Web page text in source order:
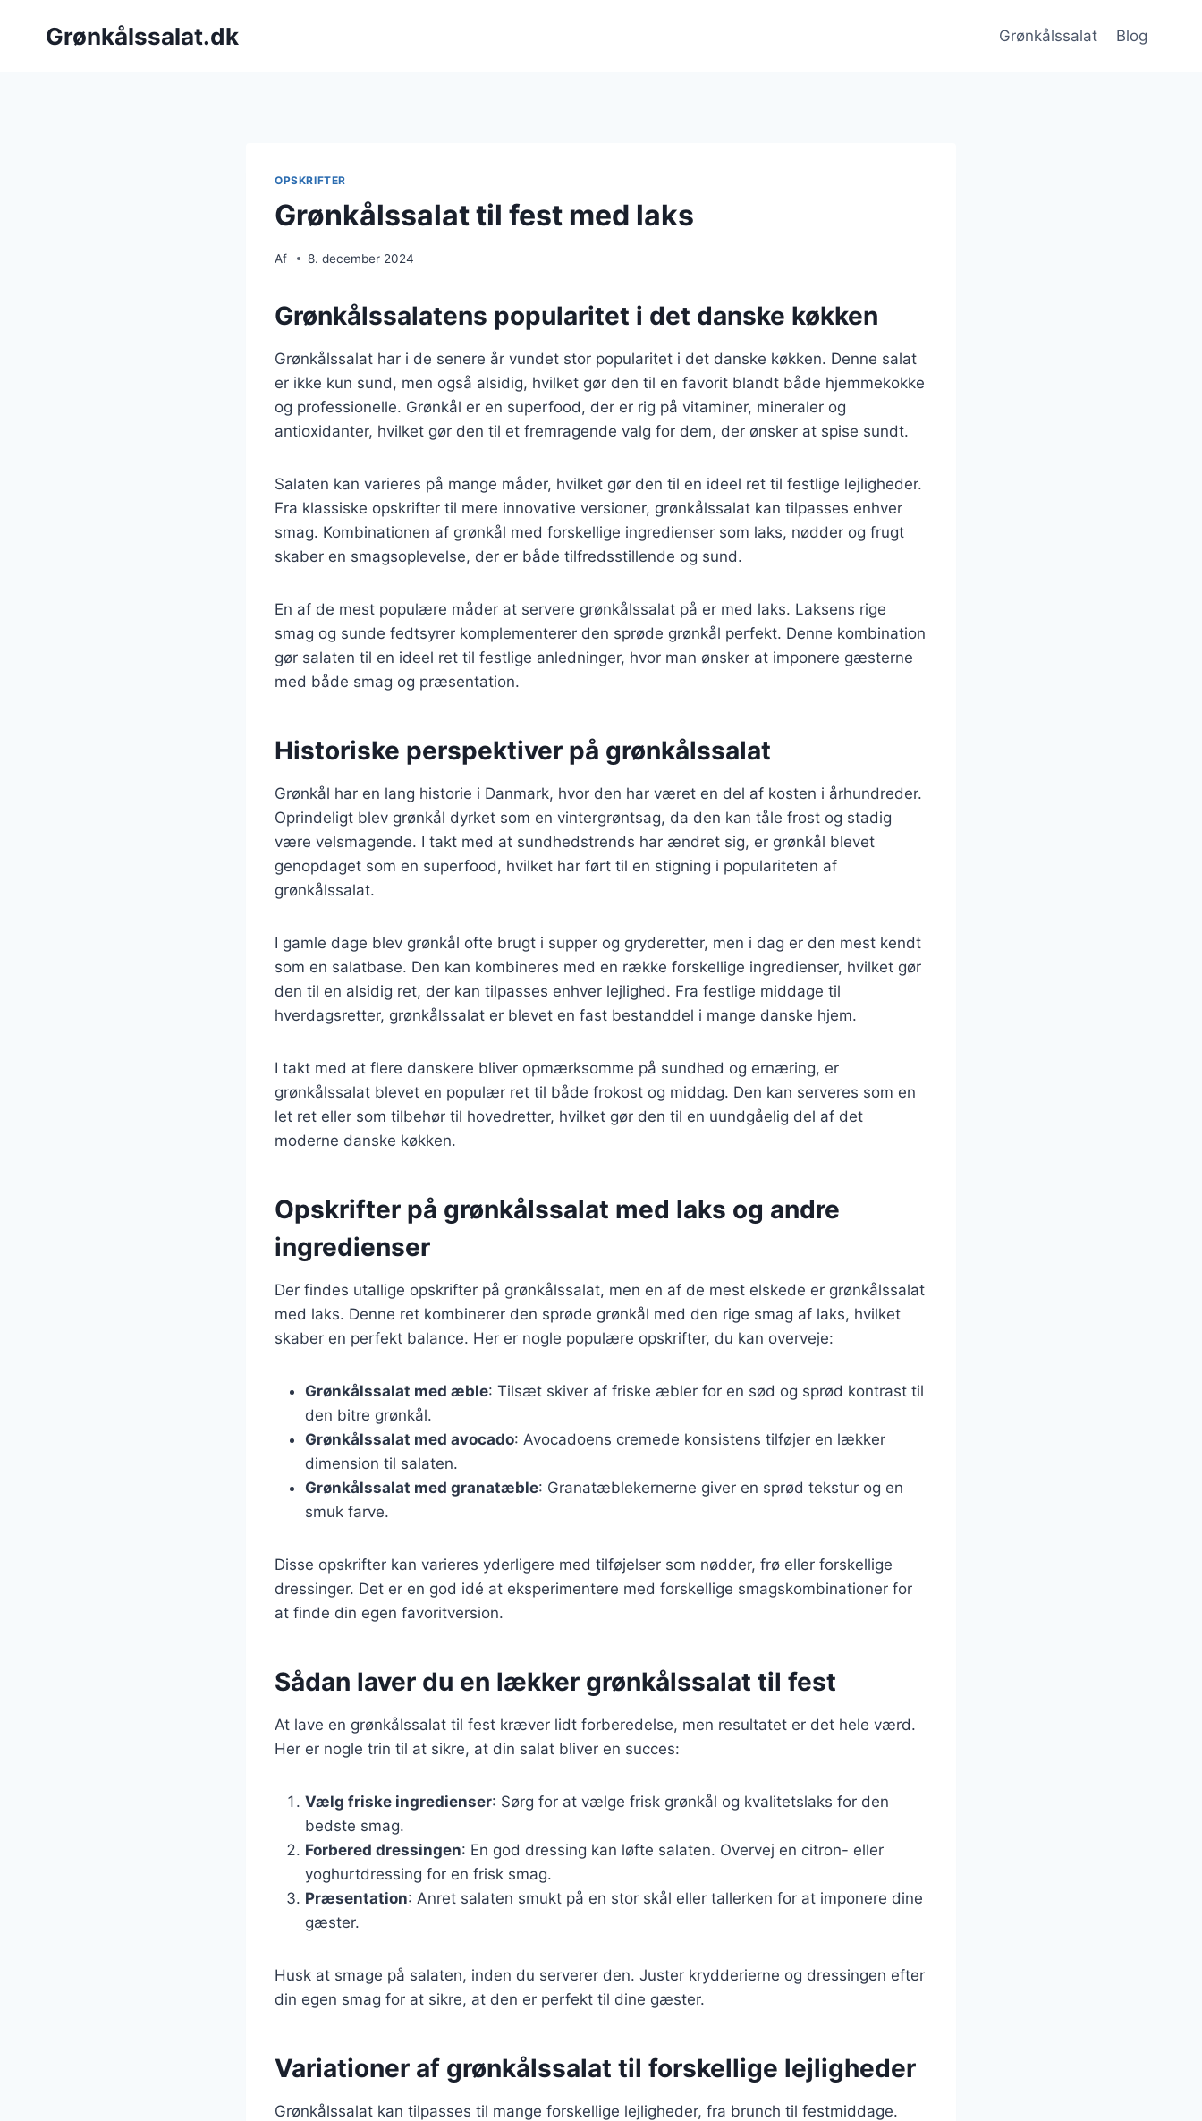
Grønkålssalat.dk Grønkålssalat Blog
OPSKRIFTER
Grønkålssalat til fest med laks
Af 8. december 2024
Grønkålssalatens popularitet i det danske køkken
Grønkålssalat har i de senere år vundet stor popularitet i det danske køkken. Denne salat
er ikke kun sund, men også alsidig, hvilket gør den til en favorit blandt både hjemmekokke
og professionelle. Grønkål er en superfood, der er rig på vitaminer, mineraler og
antioxidanter, hvilket gør den til et fremragende valg for dem, der ønsker at spise sundt.
Salaten kan varieres på mange måder, hvilket gør den til en ideel ret til festlige lejligheder.
Fra klassiske opskrifter til mere innovative versioner, grønkålssalat kan tilpasses enhver
smag. Kombinationen af grønkål med forskellige ingredienser som laks, nødder og frugt
skaber en smagsoplevelse, der er både tilfredsstillende og sund.
En af de mest populære måder at servere grønkålssalat på er med laks. Laksens rige
smag og sunde fedtsyrer komplementerer den sprøde grønkål perfekt. Denne kombination
gør salaten til en ideel ret til festlige anledninger, hvor man ønsker at imponere gæsterne
med både smag og præsentation.
Historiske perspektiver på grønkålssalat
Grønkål har en lang historie i Danmark, hvor den har været en del af kosten i århundreder.
Oprindeligt blev grønkål dyrket som en vintergrøntsag, da den kan tåle frost og stadig
være velsmagende. I takt med at sundhedstrends har ændret sig, er grønkål blevet
genopdaget som en superfood, hvilket har ført til en stigning i populariteten af
grønkålssalat.
I gamle dage blev grønkål ofte brugt i supper og gryderetter, men i dag er den mest kendt
som en salatbase. Den kan kombineres med en række forskellige ingredienser, hvilket gør
den til en alsidig ret, der kan tilpasses enhver lejlighed. Fra festlige middage til
hverdagsretter, grønkålssalat er blevet en fast bestanddel i mange danske hjem.
I takt med at flere danskere bliver opmærksomme på sundhed og ernæring, er
grønkålssalat blevet en populær ret til både frokost og middag. Den kan serveres som en
let ret eller som tilbehør til hovedretter, hvilket gør den til en uundgåelig del af det
moderne danske køkken.
Opskrifter på grønkålssalat med laks og andre
ingredienser
Der findes utallige opskrifter på grønkålssalat, men en af de mest elskede er grønkålssalat
med laks. Denne ret kombinerer den sprøde grønkål med den rige smag af laks, hvilket
skaber en perfekt balance. Her er nogle populære opskrifter, du kan overveje:
Grønkålssalat med æble: Tilsæt skiver af friske æbler for en sød og sprød kontrast til
den bitre grønkål.
Grønkålssalat med avocado: Avocadoens cremede konsistens tilføjer en lækker
dimension til salaten.
Grønkålssalat med granatæble: Granatæblekernerne giver en sprød tekstur og en
smuk farve.
Disse opskrifter kan varieres yderligere med tilføjelser som nødder, frø eller forskellige
dressinger. Det er en god idé at eksperimentere med forskellige smagskombinationer for
at finde din egen favoritversion.
Sådan laver du en lækker grønkålssalat til fest
At lave en grønkålssalat til fest kræver lidt forberedelse, men resultatet er det hele værd.
Her er nogle trin til at sikre, at din salat bliver en succes:
Vælg friske ingredienser: Sørg for at vælge frisk grønkål og kvalitetslaks for den
bedste smag.
Forbered dressingen: En god dressing kan løfte salaten. Overvej en citron- eller
yoghurtdressing for en frisk smag.
Præsentation: Anret salaten smukt på en stor skål eller tallerken for at imponere dine
gæster.
Husk at smage på salaten, inden du serverer den. Juster krydderierne og dressingen efter
din egen smag for at sikre, at den er perfekt til dine gæster.
Variationer af grønkålssalat til forskellige lejligheder
Grønkålssalat kan tilpasses til mange forskellige lejligheder, fra brunch til festmiddage.